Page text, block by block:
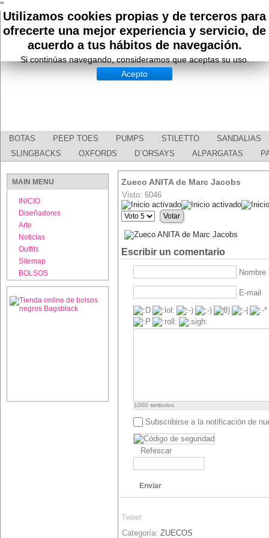
"
BOTAS PEEP TOES PUMPS STILETTO
SANDALIAS
SLINGBACKS
OXFORDS D´ORSAYS ALPARGATAS
Utilizamos cookies propias y de terceros para
ofrecerte una mejor experiencia y servicio, de
acuerdo a tus hábitos de navegación.
Si continúas navegando, consideramos que aceptas su uso.
Acepto
MAIN MENU
INICIO
Diseñadores
Arte
Noticias
Outfits
Sitemap
BOLSOS
Zueco ANITA de Marc Jacobs
Visto: 6046
Ratio:5/ 5
Por
favor,
vote
Escribir un comentario
Nombre
E-mail
1000 simbolos
Subscribirse a la notificación de
Refescar
Enviar
Tweet
Categoría: ZUECOS